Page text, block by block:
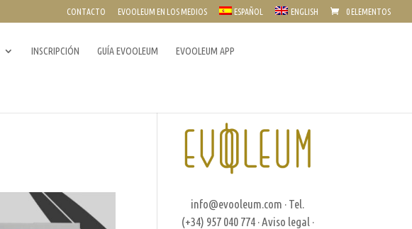
CONTACTO EVOOLEUM EN LOS MEDIOS ESPAÑOL ENGLISH 0 ELEMENTOS
INSCRIPCIÓN GUÍA EVOOLEUM EVOOLEUM APP
info@evooleum.com · Tel.
(+34) 957 040 774 · Aviso legal ·